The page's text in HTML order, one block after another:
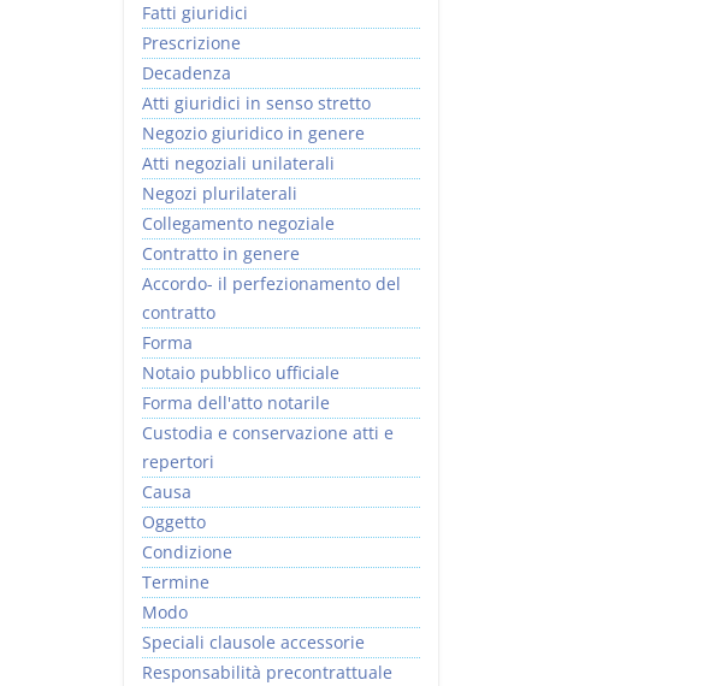
Fatti giuridici
Prescrizione
Decadenza
Atti giuridici in senso stretto
Negozio giuridico in genere
Atti negoziali unilaterali
Negozi plurilaterali
Collegamento negoziale
Contratto in genere
Accordo- il perfezionamento del
contratto
Forma
Notaio pubblico ufficiale
Forma dell'atto notarile
Custodia e conservazione atti e
repertori
Causa
Oggetto
Condizione
Termine
Modo
Speciali clausole accessorie
Responsabilità precontrattuale